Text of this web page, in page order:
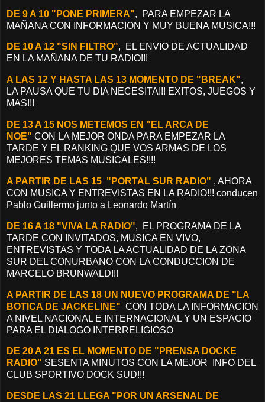
DE 9 A 10 "PONE PRIMERA", PARA EMPEZAR LA
MAÑANA CON INFORMACION Y MUY BUENA MUSICA!!!
DE 10 A 12 "SIN FILTRO", EL ENVIO DE ACTUALIDAD
EN LA MAÑANA DE TU RADIO!!!
A LAS 12 Y HASTA LAS 13 MOMENTO DE "BREAK",
LA PAUSA QUE TU DIA NECESITA!!! EXITOS, JUEGOS Y
MAS!!!
DE 13 A 15 NOS METEMOS EN "EL ARCA DE
NOE" CON LA MEJOR ONDA PARA EMPEZAR LA
TARDE Y EL RANKING QUE VOS ARMAS DE LOS
MEJORES TEMAS MUSICALES!!!!
A PARTIR DE LAS 15 "PORTAL SUR RADIO" , AHORA
CON MUSICA Y ENTREVISTAS EN LA RADIO!!! conducen
Pablo Guillermo junto a Leonardo Martín
DE 16 A 18 "VIVA LA RADIO", EL PROGRAMA DE LA
TARDE CON INVITADOS, MUSICA EN VIVO,
ENTREVISTAS Y TODA LA ACTUALIDAD DE LA ZONA
SUR DEL CONURBANO CON LA CONDUCCION DE
MARCELO BRUNWALD!!!
A PARTIR DE LAS 18 UN NUEVO PROGRAMA DE "LA
BOTICA DE JACKELINE" CON TODA LA INFORMACION
A NIVEL NACIONAL E INTERNACIONAL Y UN ESPACIO
PARA EL DIALOGO INTERRELIGIOSO
DE 20 A 21 ES EL MOMENTO DE "PRENSA DOCKE
RADIO" SESENTA MINUTOS CON LA MEJOR INFO DEL
CLUB SPORTIVO DOCK SUD!!!
DESDE LAS 21 LLEGA "POR UN ARSENAL DE